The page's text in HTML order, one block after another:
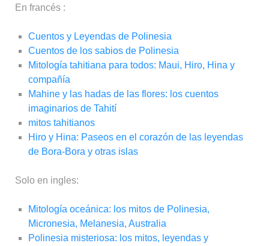
En francés :
Cuentos y Leyendas de Polinesia
Cuentos de los sabios de Polinesia
Mitología tahitiana para todos: Maui, Hiro, Hina y
compañía
Mahine y las hadas de las flores: los cuentos
imaginarios de Tahití
mitos tahitianos
Hiro y Hina: Paseos en el corazón de las leyendas
de Bora-Bora y otras islas
Solo en ingles:
Mitología oceánica: los mitos de Polinesia,
Micronesia, Melanesia, Australia
Polinesia misteriosa: los mitos, leyendas y